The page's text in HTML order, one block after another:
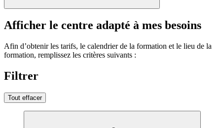
Afficher le centre adapté à mes besoins
Afin d’obtenir les tarifs, le calendrier de la formation et le lieu de la
formation, remplissez les critères suivants :
Filtrer
Tout effacer